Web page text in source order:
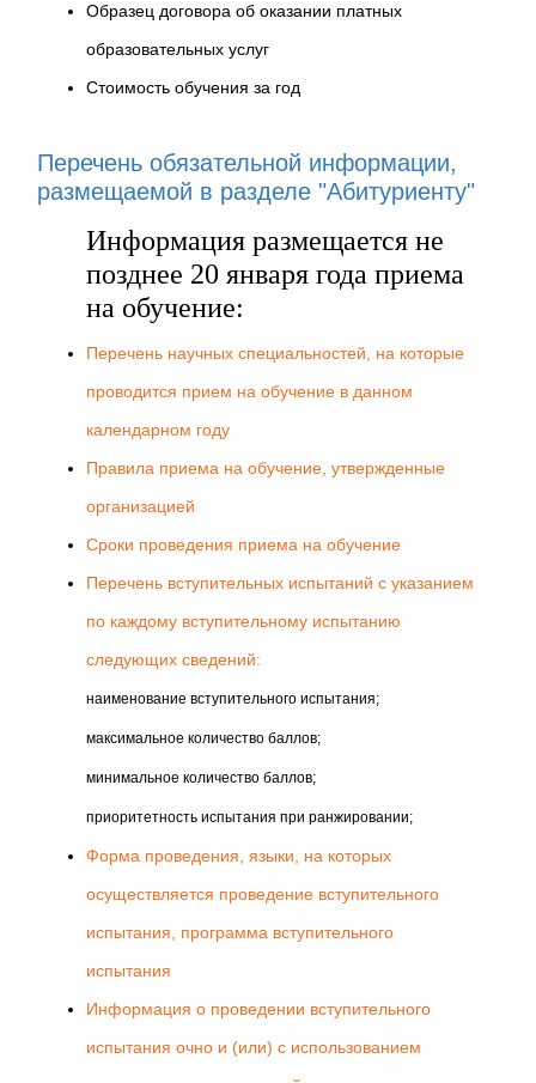
Образец договора об оказании платных
образовательных услуг
Стоимость обучения за год
Перечень обязательной информации,
размещаемой в разделе "Абитуриенту"
Информация размещается не
позднее 20 января года приема
на обучение:
Перечень научных специальностей, на которые
проводится прием на обучение в данном
календарном году
Правила приема на обучение, утвержденные
организацией
Сроки проведения приема на обучение
Перечень вступительных испытаний с указанием
по каждому вступительному испытанию
следующих сведений:
наименование вступительного испытания;
максимальное количество баллов;
минимальное количество баллов;
приоритетность испытания при ранжировании;
Форма проведения, языки, на которых
осуществляется проведение вступительного
испытания, программа вступительного
испытания
Информация о проведении вступительного
испытания очно и (или) с использованием